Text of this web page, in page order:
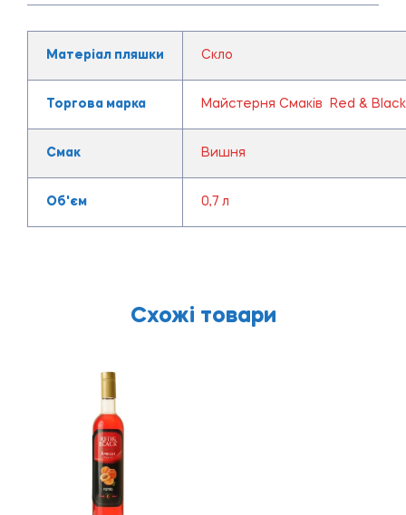
Матеріал пляшки Скло
Торгова марка Майстерня Смаків Red & Black
Смак Вишня
Об'єм 0,7 л
Схожі товари